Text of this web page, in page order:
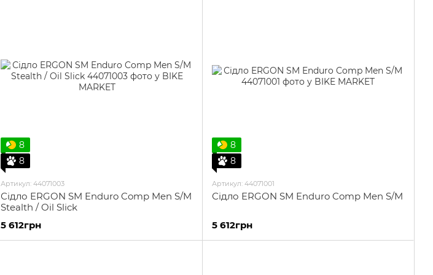
8
8
Артикул: 44071003
Сідло ERGON SM Enduro Comp Men S/M
Stealth / Oil Slick
5 612грн
8
8
Артикул: 44071001
Сідло ERGON SM Enduro Comp Men S/M
5 612грн